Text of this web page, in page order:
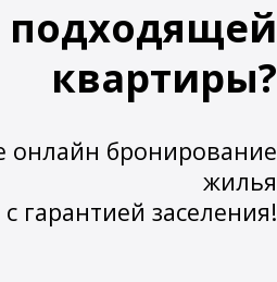
квартиры?
онлайн бронирование
жилья
с гарантией заселения!